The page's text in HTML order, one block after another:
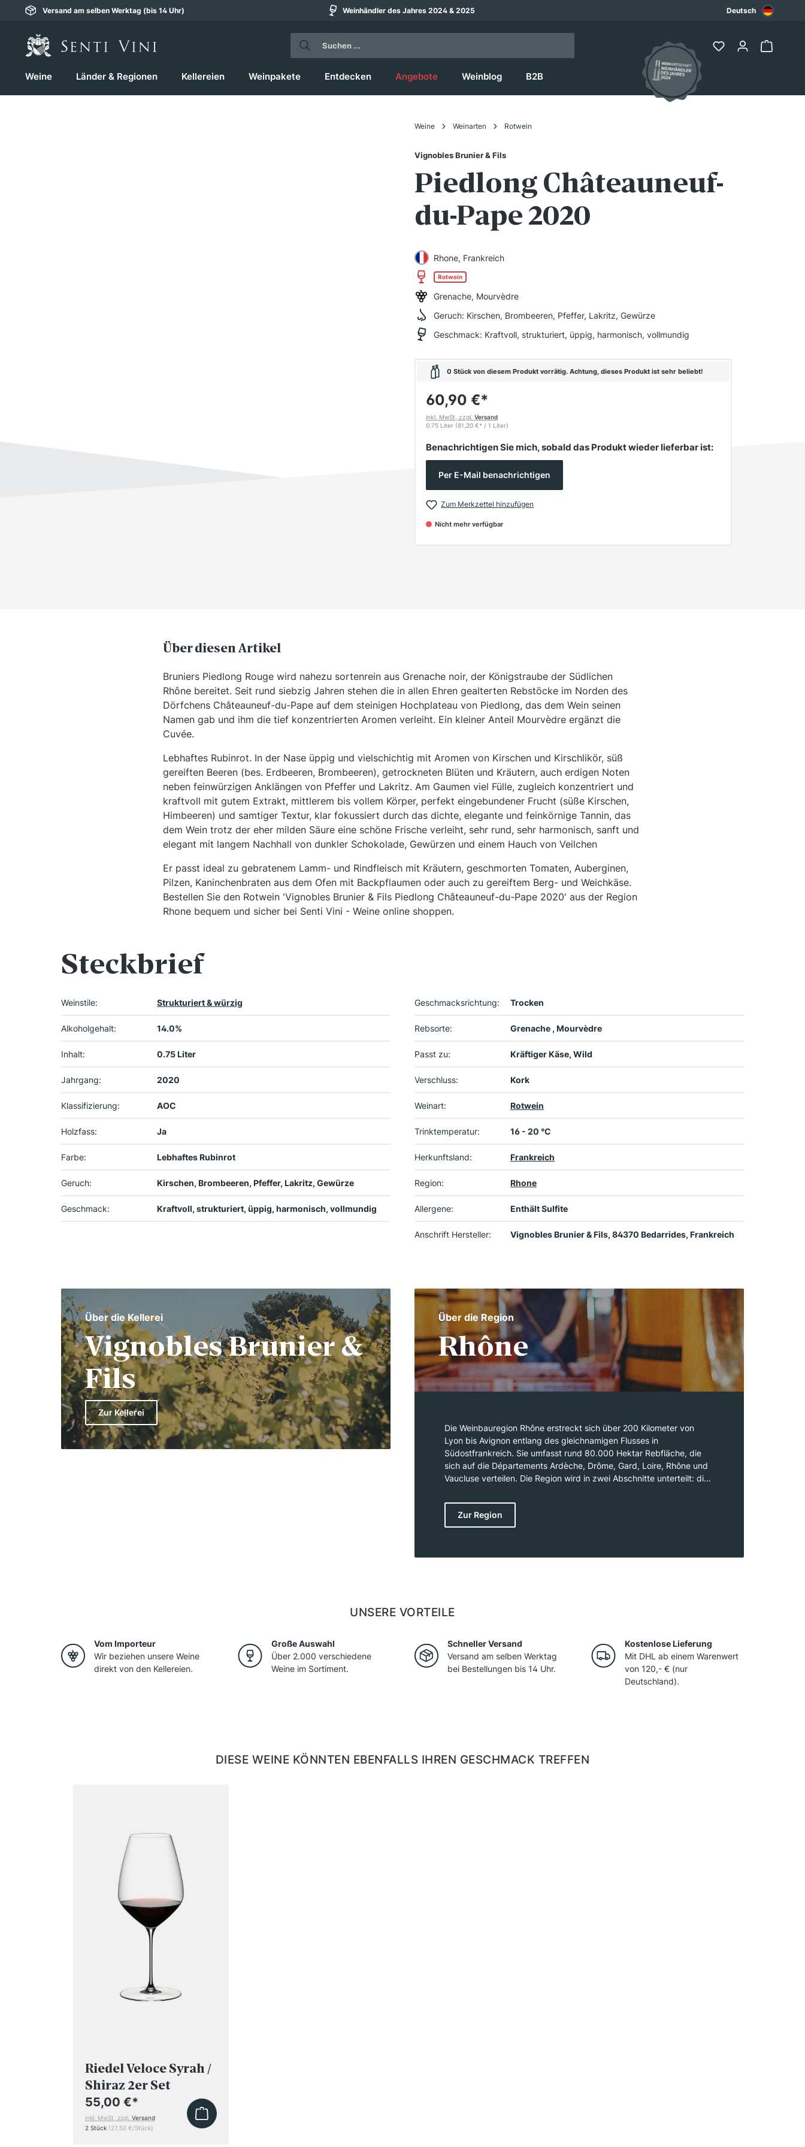
Zur Hauptnavigation springen
Versand am selben Werktag (bis 14 Uhr) Weinhändler des Jahres 2024 & 2025 Deutsch
Weine Länder & Regionen Kellereien Weinpakete Entdecken Angebote Weinblog B2B
Weine Weinarten Rotwein
Vignobles Brunier & Fils
Piedlong Châteauneuf-
du-Pape 2020
Rhone, Frankreich
Rotwein
Grenache, Mourvèdre
Geruch: Kirschen, Brombeeren, Pfeffer, Lakritz, Gewürze
Geschmack: Kraftvoll, strukturiert, üppig, harmonisch, vollmundig
0 Stück von diesem Produkt vorrätig. Achtung, dieses Produkt ist sehr beliebt!
60,90 €*
inkl. MwSt, zzgl. Versand
0.75 Liter (81,20 €* / 1 Liter)
Benachrichtigen Sie mich, sobald das Produkt wieder lieferbar ist:
Per E-Mail benachrichtigen
Zum Merkzettel hinzufügen
Nicht mehr verfügbar
Über diesen Artikel
Bruniers Piedlong Rouge wird nahezu sortenrein aus Grenache noir, der Königstraube der Südlichen
Rhône bereitet. Seit rund siebzig Jahren stehen die in allen Ehren gealterten Rebstöcke im Norden des
Dörfchens Châteauneuf-du-Pape auf dem steinigen Hochplateau von Piedlong, das dem Wein seinen
Namen gab und ihm die tief konzentrierten Aromen verleiht. Ein kleiner Anteil Mourvèdre ergänzt die
Cuvée.
Lebhaftes Rubinrot. In der Nase üppig und vielschichtig mit Aromen von Kirschen und Kirschlikör, süß
gereiften Beeren (bes. Erdbeeren, Brombeeren), getrockneten Blüten und Kräutern, auch erdigen Noten
neben feinwürzigen Anklängen von Pfeffer und Lakritz. Am Gaumen viel Fülle, zugleich konzentriert und
kraftvoll mit gutem Extrakt, mittlerem bis vollem Körper, perfekt eingebundener Frucht (süße Kirschen,
Himbeeren) und samtiger Textur, klar fokussiert durch das dichte, elegante und feinkörnige Tannin, das
dem Wein trotz der eher milden Säure eine schöne Frische verleiht, sehr rund, sehr harmonisch, sanft und
elegant mit langem Nachhall von dunkler Schokolade, Gewürzen und einem Hauch von Veilchen
Er passt ideal zu gebratenem Lamm- und Rindfleisch mit Kräutern, geschmorten Tomaten, Auberginen,
Pilzen, Kaninchenbraten aus dem Ofen mit Backpflaumen oder auch zu gereiftem Berg- und Weichkäse.
Bestellen Sie den Rotwein 'Vignobles Brunier & Fils Piedlong Châteauneuf-du-Pape 2020' aus der Region
Rhone bequem und sicher bei Senti Vini - Weine online shoppen.
Steckbrief
Weinstile: Strukturiert & würzig
Alkoholgehalt: 14.0%
Inhalt: 0.75 Liter
Jahrgang: 2020
Klassifizierung: AOC
Holzfass: Ja
Farbe: Lebhaftes Rubinrot
Geruch: Kirschen, Brombeeren, Pfeffer, Lakritz, Gewürze
Geschmack: Kraftvoll, strukturiert, üppig, harmonisch, vollmundig
Geschmacksrichtung: Trocken
Rebsorte: Grenache , Mourvèdre
Passt zu: Kräftiger Käse, Wild
Verschluss: Kork
Weinart: Rotwein
Trinktemperatur: 16 - 20 °C
Herkunftsland: Frankreich
Region: Rhone
Allergene: Enthält Sulfite
Anschrift Hersteller: Vignobles Brunier & Fils, 84370 Bedarrides, Frankreich
Über die Kellerei
Vignobles Brunier &
Fils
Zur Kellerei
Über die Region
Rhône
Die Weinbauregion Rhône erstreckt sich über 200 Kilometer von
Lyon bis Avignon entlang des gleichnamigen Flusses in
Südostfrankreich. Sie umfasst rund 80.000 Hektar Rebfläche, die
sich auf die Départements Ardèche, Drôme, Gard, Loire, Rhône und
Vaucluse verteilen. Die Region wird in zwei Abschnitte unterteilt: die
südliche Rhône, wo mediterrane Bedingungen herrschen. Die Rhône
ist eine der ältesten Weinbauregionen Frankreichs, und die
berühmten Rotweine, die hier entstehen, werden weltweit geschätzt.
Zur Region
UNSERE VORTEILE
Vom Importeur
Wir beziehen unsere Weine
direkt von den Kellereien.
Große Auswahl
Über 2.000 verschiedene
Weine im Sortiment.
Schneller Versand
Versand am selben Werktag
bei Bestellungen bis 14 Uhr.
Kostenlose Lieferung
Mit DHL ab einem Warenwert
von 120,- € (nur
Deutschland).
DIESE WEINE KÖNNTEN EBENFALLS IHREN GESCHMACK TREFFEN
Riedel Veloce Syrah /
Shiraz 2er Set
55,00 €*
inkl. MwSt, zzgl. Versand
2 Stück (27,50 €/Stück)